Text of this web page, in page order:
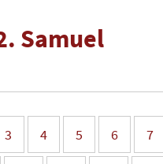
Samuel
3 4 5 6 7